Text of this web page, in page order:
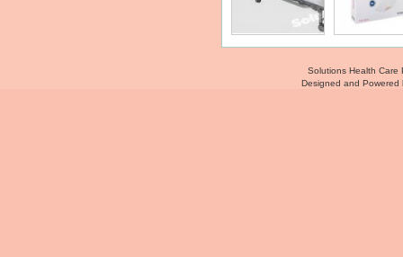
Solutions Health Care
Designed and